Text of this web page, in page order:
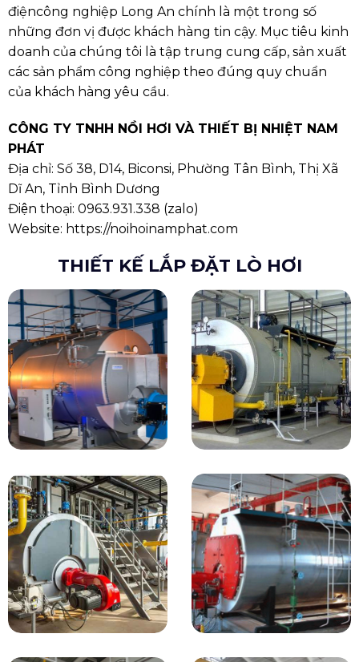
điệncông nghiệp Long An chính là một trong số
những đơn vị được khách hàng tin cậy. Mục tiêu kinh
doanh của chúng tôi là tập trung cung cấp, sản xuất
các sản phẩm công nghiệp theo đúng quy chuẩn
của khách hàng yêu cầu.
CÔNG TY TNHH NỒI HƠI VÀ THIẾT BỊ NHIỆT NAM
PHÁT
Địa chỉ: Số 38, D14, Biconsi, Phường Tân Bình, Thị Xã
Dĩ An, Tỉnh Bình Dương
Điện thoại: 0963.931.338 (zalo)
Website: https://noihoinamphat.com
THIẾT KẾ LẮP ĐẶT LÒ HƠI